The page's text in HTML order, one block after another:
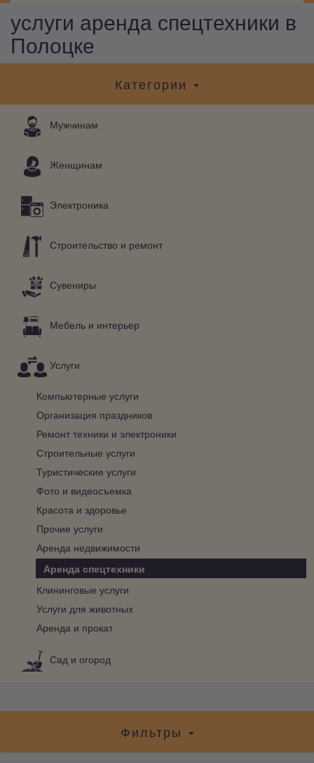
услуги аренда спецтехники в
Полоцке
Категории
Мужчинам
Женщинам
Электроника
Строительство и ремонт
Сувениры
Мебель и интерьер
Услуги
Компьютерные услуги
Организация праздников
Ремонт техники и электроники
Строительные услуги
Туристические услуги
Фото и видеосъемка
Красота и здоровье
Прочие услуги
Аренда недвижимости
Аренда спецтехники
Клининговые услуги
Услуги для животных
Аренда и прокат
Сад и огород
Фильтры